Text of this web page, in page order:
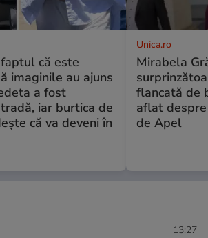
că este
imaginile au ajuns
a fost
iar burtica de
că va deveni în
Unica.ro
Mirabela
flancată de
aflat
de Apel
13:27